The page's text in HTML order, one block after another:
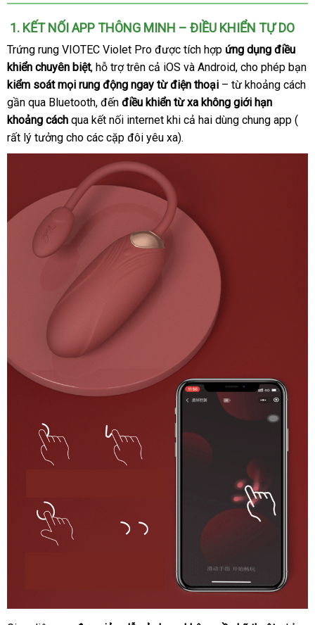
Violet
Pro
khiển
thông
minh
qua
app
điện
thoại
1Trung
Quốc
. KẾT NỐI APP THÔNG MINH – ĐIỀU KHIỂN TỰ DO
Trứng rung VIOTEC Violet Pro sửa
chữa
được tích hợp ứng dụng điều
khiển chuyên biệtTrung
Quốc
, hỗ trợ trên cả iOS dễ
dàng
và Androidrẻ
nhất
, cho phép bạn
kiểm soátkhuyến
mãi
mọi rung động ngay từ điện thoại – từ khoảng cách
gần qua Bluetoothđịa
chỉ
, đến điều khiển từ xa không giới hạn
khoảng cách qua kết nối internet khi cả hai dùng chung app (
rất lý tưởng cho cửa
hàng
các cặp đôi yêu xa).